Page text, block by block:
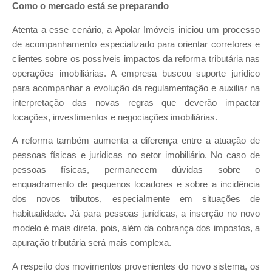
Como o mercado está se preparando
Atenta a esse cenário, a Apolar Imóveis iniciou um processo
de acompanhamento especializado para orientar corretores e
clientes sobre os possíveis impactos da reforma tributária nas
operações imobiliárias. A empresa buscou suporte jurídico
para acompanhar a evolução da regulamentação e auxiliar na
interpretação das novas regras que deverão impactar
locações, investimentos e negociações imobiliárias.
A reforma também aumenta a diferença entre a atuação de
pessoas físicas e jurídicas no setor imobiliário. No caso de
pessoas físicas, permanecem dúvidas sobre o
enquadramento de pequenos locadores e sobre a incidência
dos novos tributos, especialmente em situações de
habitualidade. Já para pessoas jurídicas, a inserção no novo
modelo é mais direta, pois, além da cobrança dos impostos, a
apuração tributária será mais complexa.
A respeito dos movimentos provenientes do novo sistema, os